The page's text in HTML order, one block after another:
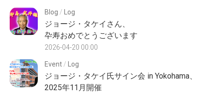
Blog / Log
ジョージ・タケイさん、
卆寿おめでとうございます
2026-04-20 00:00
Event/ Log
ジョージ・タケイ氏サイン会 in Yokohama、
2025年11月開催